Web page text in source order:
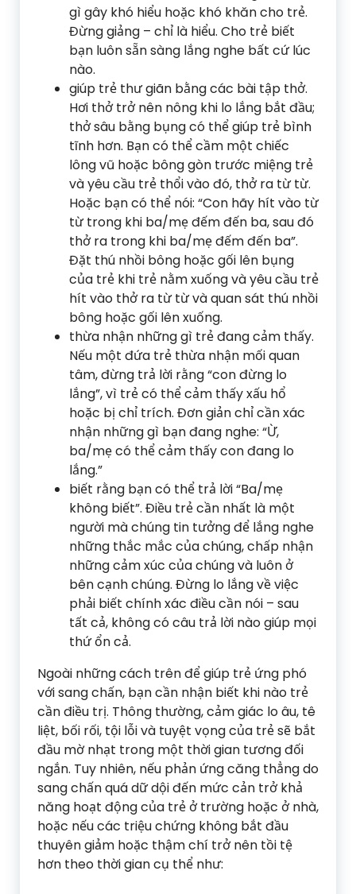
gì gây khó hiểu hoặc khó khăn cho trẻ.
Đừng giảng – chỉ là hiểu. Cho trẻ biết
bạn luôn sẵn sàng lắng nghe bất cứ lúc
nào.
giúp trẻ thư giãn bằng các bài tập thở.
Hơi thở trở nên nông khi lo lắng bắt đầu;
thở sâu bằng bụng có thể giúp trẻ bình
tĩnh hơn. Bạn có thể cầm một chiếc
lông vũ hoặc bông gòn trước miệng trẻ
và yêu cầu trẻ thổi vào đó, thở ra từ từ.
Hoặc bạn có thể nói: “Con hãy hít vào từ
từ trong khi ba/mẹ đếm đến ba, sau đó
thở ra trong khi ba/mẹ đếm đến ba”.
Đặt thú nhồi bông hoặc gối lên bụng
của trẻ khi trẻ nằm xuống và yêu cầu trẻ
hít vào thở ra từ từ và quan sát thú nhồi
bông hoặc gối lên xuống.
thừa nhận những gì trẻ đang cảm thấy.
Nếu một đứa trẻ thừa nhận mối quan
tâm, đừng trả lời rằng “con đừng lo
lắng”, vì trẻ có thể cảm thấy xấu hổ
hoặc bị chỉ trích. Đơn giản chỉ cần xác
nhận những gì bạn đang nghe: “Ừ,
ba/mẹ có thể cảm thấy con đang lo
lắng.”
biết rằng bạn có thể trả lời “Ba/mẹ
không biết”. Điều trẻ cần nhất là một
người mà chúng tin tưởng để lắng nghe
những thắc mắc của chúng, chấp nhận
những cảm xúc của chúng và luôn ở
bên cạnh chúng. Đừng lo lắng về việc
phải biết chính xác điều cần nói – sau
tất cả, không có câu trả lời nào giúp mọi
thứ ổn cả.
Ngoài những cách trên để giúp trẻ ứng phó
với sang chấn, bạn cần nhận biết khi nào trẻ
cần điều trị. Thông thường, cảm giác lo âu, tê
liệt, bối rối, tội lỗi và tuyệt vọng của trẻ sẽ bắt
đầu mờ nhạt trong một thời gian tương đối
ngắn. Tuy nhiên, nếu phản ứng căng thẳng do
sang chấn quá dữ dội đến mức cản trở khả
năng hoạt động của trẻ ở trường hoặc ở nhà,
hoặc nếu các triệu chứng không bắt đầu
thuyên giảm hoặc thậm chí trở nên tồi tệ
hơn theo thời gian cụ thể như: